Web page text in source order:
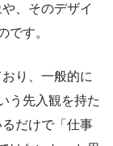
、そのデザイ
です。
り、一般的に
う先入観を持た
だけで「仕事